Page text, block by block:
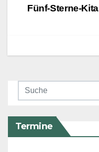
Fünf-Sterne-Kita
Termine